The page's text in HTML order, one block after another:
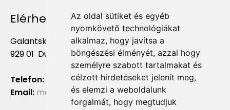
Az oldal sütiket és egyéb
nyomkövető technológiákat
alkalmaz, hogy javítsa a
böngészési élményét, azzal hogy
személyre szabott tartalmakat és
célzott hirdetéseket jelenít meg,
és elemzi a weboldalunk
forgalmát, hogy megtudjuk
Elérhetőség
Galantská cesta 658/2F
929 01 Dunajská Streda
Telefon:
+421 903 724 781
Email: marketing@liliumaurum.sk